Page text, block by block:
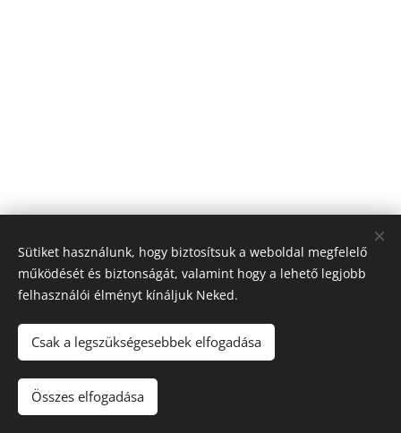
© 2026 Nagyfólia Kft. Minden jog fenntartva
Sütik
Sütiket használunk, hogy biztosítsuk a weboldal megfelelő
működését és biztonságát, valamint hogy a lehető legjobb
felhasználói élményt kínáljuk Neked.
Csak a legszükségesebbek elfogadása
Összes elfogadása